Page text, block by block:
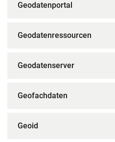
Geodatenportal
Geodatenressourcen
Geodatenserver
Geofachdaten
Geoid